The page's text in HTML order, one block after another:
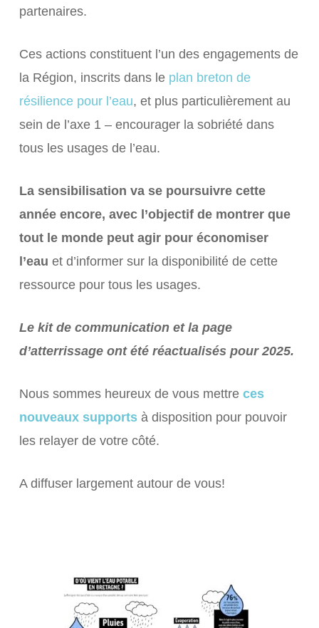
partenaires.
Ces actions constituent l’un des engagements de
la Région, inscrits dans le plan breton de
résilience pour l’eau, et plus particulièrement au
sein de l’axe 1 – encourager la sobriété dans
tous les usages de l’eau.
La sensibilisation va se poursuivre cette
année encore, avec l’objectif de montrer que
tout le monde peut agir pour économiser
l’eau et d’informer sur la disponibilité de cette
ressource pour tous les usages.
Le kit de communication et la page
d’atterrissage ont été réactualisés pour 2025.
Nous sommes heureux de vous mettre ces
nouveaux supportsà disposition pour pouvoir
les relayer de votre côté.
A diffuser largement autour de vous!